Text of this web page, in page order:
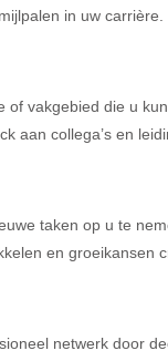
in uw carrière.
vakgebied die u
aan collega’s en
taken op u te
en groeikansen
netwerk door